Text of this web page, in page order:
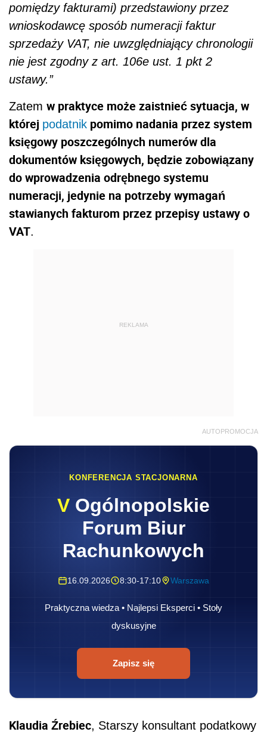
pomiędzy fakturami) przedstawiony przez
wnioskodawcę sposób numeracji faktur
sprzedaży VAT, nie uwzględniający chronologii
nie jest zgodny z art. 106e ust. 1 pkt 2
ustawy.”
Zatem w praktyce może zaistnieć sytuacja, w
której podatnik pomimo nadania przez system
księgowy poszczególnych numerów dla
dokumentów księgowych, będzie zobowiązany
do wprowadzenia odrębnego systemu
numeracji, jedynie na potrzeby wymagań
stawianych fakturom przez przepisy ustawy o
VAT.
REKLAMA
AUTOPROMOCJA
KONFERENCJA STACJONARNA
V Ogólnopolskie
Forum Biur
Rachunkowych
16.09.2026 8:30-17:10 Warszawa
Praktyczna wiedza • Najlepsi Eksperci • Stoły
dyskusyjne
Zapisz się
Klaudia Źrebiec, Starszy konsultant podatkowy